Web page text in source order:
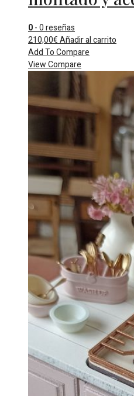
0- 0 reseñas
210,00€Añadir al carrito
Add To Compare
View Compare